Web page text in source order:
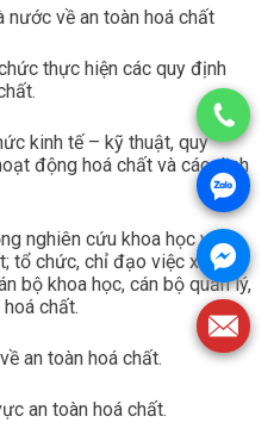
nước về an toàn hoá chất
thực hiện các quy định
kinh tế – kỹ thuật, quy
động hoá chất và các dịch
nghiên cứu khoa học và
tổ chức, chỉ đạo việc xây
bộ khoa học, cán bộ quản lý,
chất.
an toàn hoá chất.
an toàn hoá chất.